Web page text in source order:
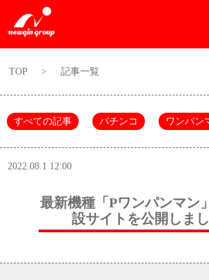
TOP > 記事一覧
すべての記事 パチンコ ワンパン
2022.08.1 12:00
最新機種「Pワンパンマン
設サイトを公開しまし